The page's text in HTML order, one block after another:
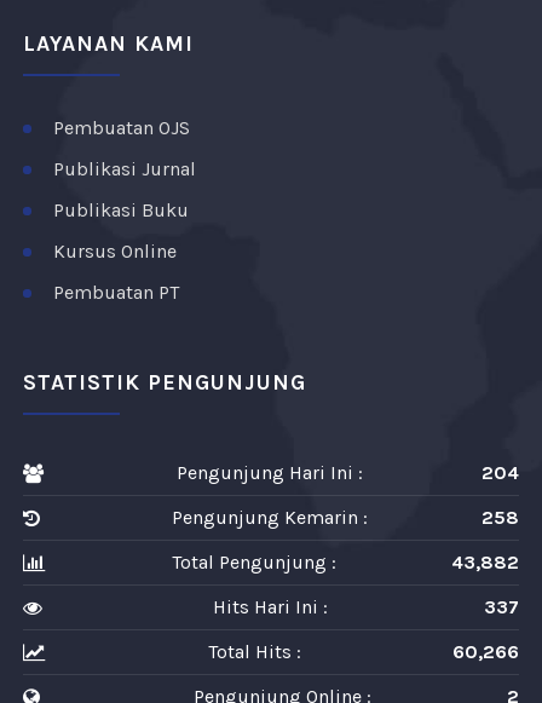
LAYANAN KAMI
Pembuatan OJS
Publikasi Jurnal
Publikasi Buku
Kursus Online
Pembuatan PT
STATISTIK PENGUNJUNG
Pengunjung Hari Ini :
204
Pengunjung Kemarin :
258
Total Pengunjung :
43,882
Hits Hari Ini :
337
Total Hits :
60,266
Pengunjung Online :
2